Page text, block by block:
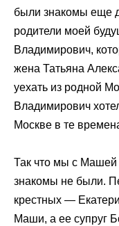
были знакомы еще
родители моей
Владимирович,
жена Татьяна
уехать из родной
Владимирович
Москве в те
Так что мы с Машей
знакомы не были.
крестных —
Маши, а ее супруг